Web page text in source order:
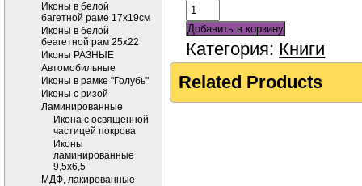
Иконы в белой
багетной раме 17х19см
Иконы в белой
беагетной рам 25х22
Иконы РАЗНЫЕ
Автомобильные
Иконы в рамке "Голубь"
Иконы с ризой
Ламинированные
Икона с освященной
частицей покрова
Иконы
ламинированные
9,5х6,5
МДФ, лакированные
Добавить в корзину
Категория: Книги
Related Products